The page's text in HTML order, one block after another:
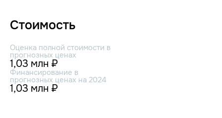
Стоимость
Оценка полной стоимости в
прогнозных ценах
1,03 млн ₽
Финансирование в
прогнозных ценах на 2024
1,03 млн ₽